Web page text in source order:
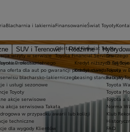
SUV i Terenowe Rodzinne
Professional
wizyty w serwisie
mechanicznego
oferta dla aut po gwarancji podstawowej
blacharsko-lakierniczego
i usługi sezonowe
Toyoty
akcje serwisowe
akcja serwisowa Takata
w przypadku awarii lub kolizji
techniczne
dla wygody Klientów
Blacharnia i lakierniaFinansowanie
Oferta dla firm
Toyota Financial Services
Kredyt niższych rat
Kredyt standardowy
Leasing standardowy
Świat Toyoty
Świat Toyoty
Dlaczego
O Toyocie
Toyota w
Fabryki
Toyota
Toyota
Toyota a
Norma
Klub
FAQ